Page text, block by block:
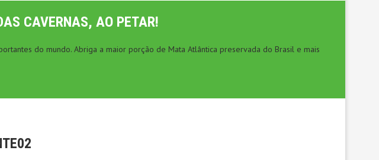
CAVERNAS, AO PETAR!
do mundo. Abriga a maior porção de Mata Atlântica preservada do Brasil e mais